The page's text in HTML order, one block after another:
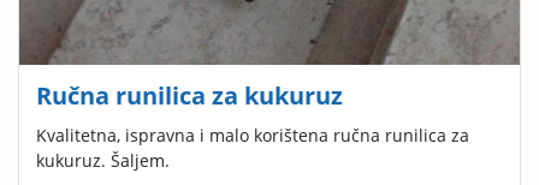
Ručna runilica za kukuruz
Kvalitetna, ispravna i malo korištena ručna runilica za
kukuruz. Šaljem.